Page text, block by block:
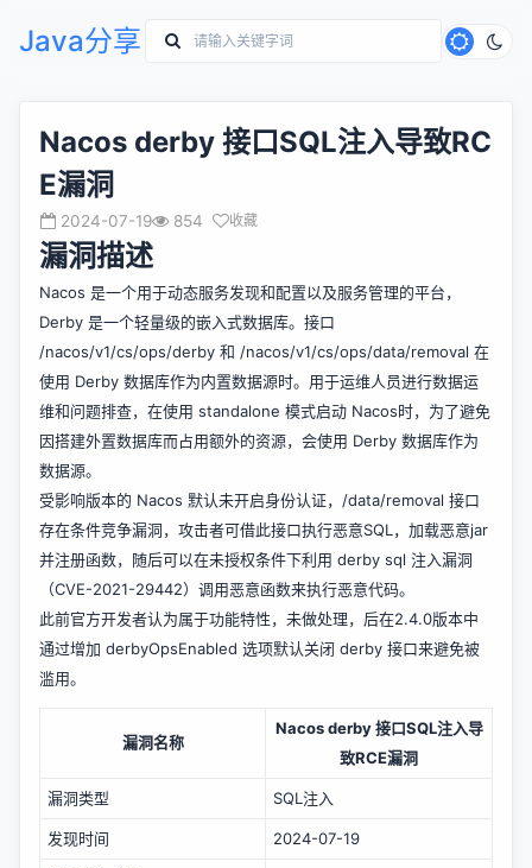
Java分享
Nacos derby 接口SQL注入导致RC
E漏洞
2024-07-19 854 收藏
漏洞描述
Nacos 是一个用于动态服务发现和配置以及服务管理的平台，
Derby 是一个轻量级的嵌入式数据库。接口
/nacos/v1/cs/ops/derby 和 /nacos/v1/cs/ops/data/removal 在
使用 Derby 数据库作为内置数据源时。用于运维人员进行数据运
维和问题排查，在使用 standalone 模式启动 Nacos时，为了避免
因搭建外置数据库而占用额外的资源，会使用 Derby 数据库作为
数据源。
受影响版本的 Nacos 默认未开启身份认证，/data/removal 接口
存在条件竞争漏洞，攻击者可借此接口执行恶意SQL，加载恶意jar
并注册函数，随后可以在未授权条件下利用 derby sql 注入漏洞
（CVE-2021-29442）调用恶意函数来执行恶意代码。
此前官方开发者认为属于功能特性，未做处理，后在2.4.0版本中
通过增加 derbyOpsEnabled 选项默认关闭 derby 接口来避免被
滥用。
漏洞名称
Nacos derby 接口SQL注入导
致RCE漏洞
漏洞类型 SQL注入
发现时间 2024-07-19